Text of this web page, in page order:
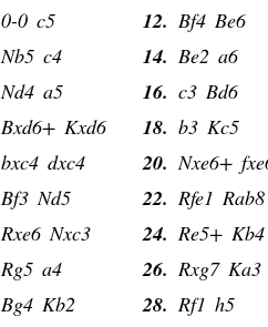
0-0 c5 12. Bf4 Be6
Nb5 c4 14. Be2 a6
Nd4 a5 16. c3 Bd6
Bxd6+ Kxd6 18. b3 Kc5
bxc4 dxc4 20. Nxe6+
Bf3 Nd5 22. Rfe1 Rab8
Rxe6 Nxc3 24. Re5+ Kb4
Rg5 a4 26. Rxg7 Ka3
Bg4 Kb2 28. Rf1 h5